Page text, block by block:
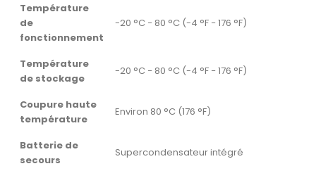
Température
de
fonctionnement
-20 °C − 80 °C (-4 °F − 176 °F)
Température
de stockage
-20 °C − 80 °C (-4 °F − 176 °F)
Coupure haute
température
Environ 80 °C (176 °F)
Batterie de
secours
Supercondensateur intégré